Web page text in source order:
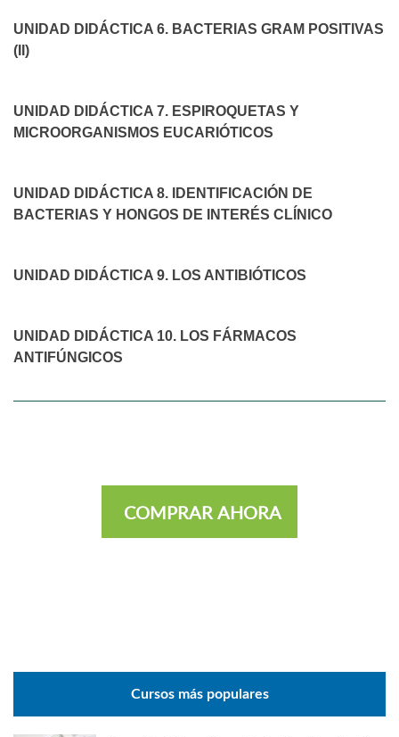
UNIDAD DIDÁCTICA 6. BACTERIAS GRAM POSITIVAS
(II)
UNIDAD DIDÁCTICA 7. ESPIROQUETAS Y
MICROORGANISMOS EUCARIÓTICOS
UNIDAD DIDÁCTICA 8. IDENTIFICACIÓN DE
BACTERIAS Y HONGOS DE INTERÉS CLÍNICO
UNIDAD DIDÁCTICA 9. LOS ANTIBIÓTICOS
UNIDAD DIDÁCTICA 10. LOS FÁRMACOS
ANTIFÚNGICOS
COMPRAR AHORA
Cursos más populares